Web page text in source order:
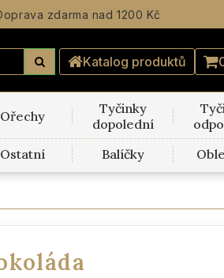
zdarma nad 1200 Kč
Katalog produktů
Ořechy
Tyčinky
dopolední
Ostatní Balíčky